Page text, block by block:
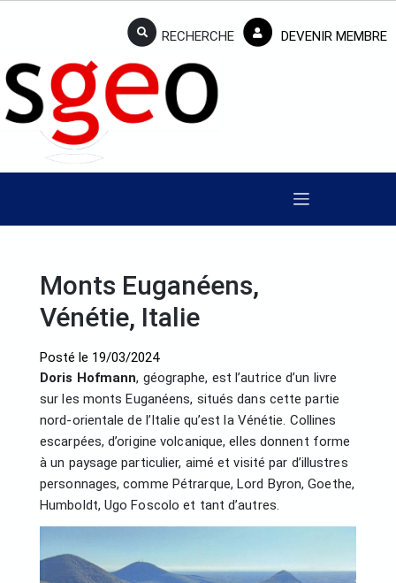
RECHERCHE DEVENIR MEMBRE
Monts Euganéens,
Vénétie, Italie
Posté le 19/03/2024
Doris Hofmann, géographe, est l’autrice d’un livre
sur les monts Euganéens, situés dans cette partie
nord-orientale de l’Italie qu’est la Vénétie. Collines
escarpées, d’origine volcanique, elles donnent forme
à un paysage particulier, aimé et visité par d’illustres
personnages, comme Pétrarque, Lord Byron, Goethe,
Humboldt, Ugo Foscolo et tant d’autres.